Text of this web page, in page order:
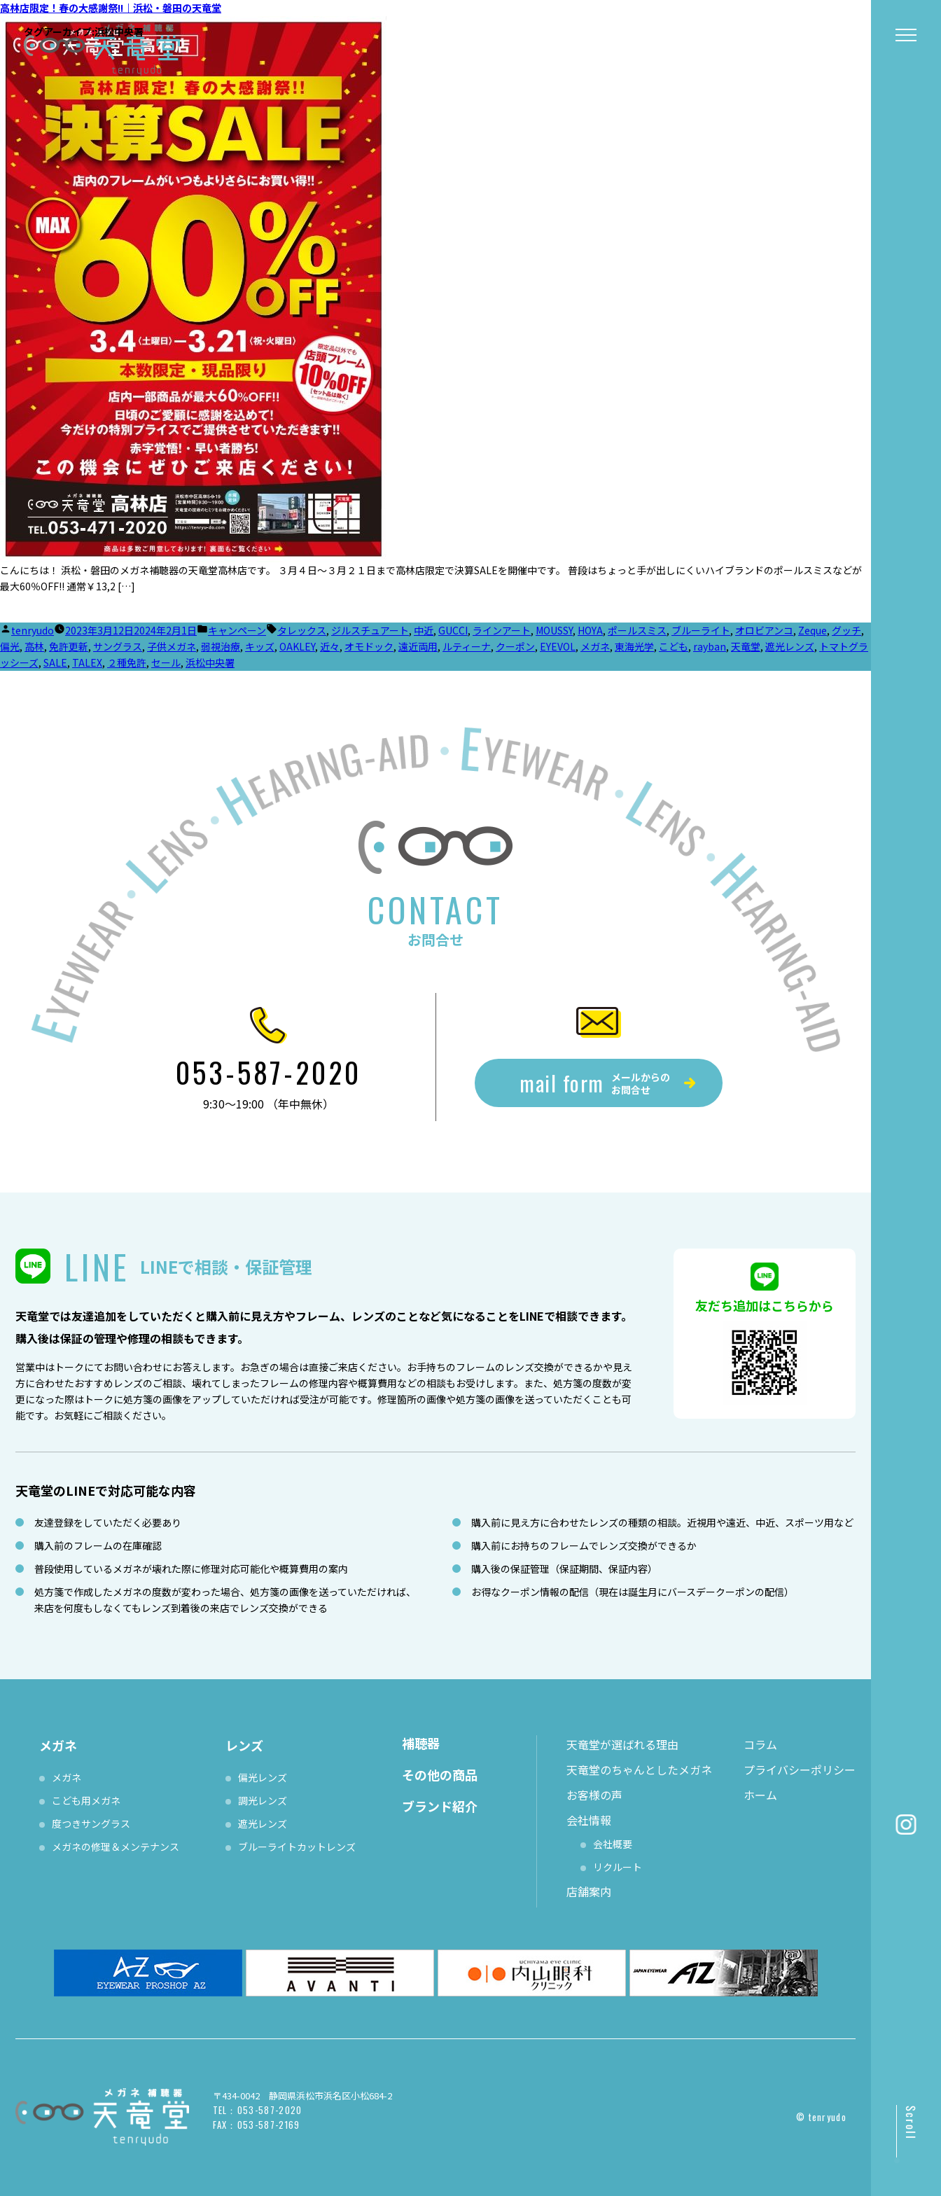
タグアーカイブ:浜松中央署
高林店限定！春の大感謝祭!!｜浜松・磐田の天竜堂
こんにちは！ 浜松・磐田のメガネ補聴器の天竜堂高林店です。 ３月４日～３月２１日まで高林店限定で決算SALEを開催中です。 普段はちょっと手が出しにくいハイブランドのポールスミスなどが
最大60％OFF!! 通常￥13,2 […]
投
稿
者:
tenryudo 2023年3月12日2024年2月1日
カ
テ
ゴ
キャンペーン
タ
グ:
タレックス, ジルスチュアート, 中近, GUCCI, ラインアート, MOUSSY, HOYA, ポールスミス, ブルーライト, オロビアンコ, Zeque, グッチ,
偏光, 高林, 免許更新, サングラス, 子供メガネ, 弱視治療, キッズ, OAKLEY, 近々, オモドック, 遠近両用, ルティーナ, クーポン, EYEVOL, メガネ, 東海光学, こども, rayban, 天竜堂, 遮光レンズ, トマトグラ
ッシーズ, SALE, TALEX, ２種免許, セール, 浜松中央署
CONTACT
お問合せ
053-587-2020
9:30～19:00 （年中無休）
mail form
メールからの
お問合せ
LINE LINEで相談・保証管理
天竜堂では友達追加をしていただくと購入前に見え方やフレーム、レンズのことなど気になることをLINEで相談できます。
購入後は保証の管理や修理の相談もできます。
営業中はトークにてお問い合わせにお答えします。お急ぎの場合は直接ご来店ください。お手持ちのフレームのレンズ交換ができるかや見え
方に合わせたおすすめレンズのご相談、壊れてしまったフレームの修理内容や概算費用などの相談もお受けします。また、処方箋の度数が変
更になった際はトークに処方箋の画像をアップしていただければ受注が可能です。修理箇所の画像や処方箋の画像を送っていただくことも可
能です。お気軽にご相談ください。
友だち追加はこちらから
天竜堂のLINEで対応可能な内容
友達登録をしていただく必要あり
購入前に見え方に合わせたレンズの種類の相談。近視用や遠近、中近、スポーツ用など
購入前のフレームの在庫確認
購入前にお持ちのフレームでレンズ交換ができるか
普段使用しているメガネが壊れた際に修理対応可能化や概算費用の案内
購入後の保証管理（保証期間、保証内容）
処方箋で作成したメガネの度数が変わった場合、処方箋の画像を送っていただければ、
来店を何度もしなくてもレンズ到着後の来店でレンズ交換ができる
お得なクーポン情報の配信（現在は誕生月にバースデークーポンの配信）
メガネ
メガネ
こども用メガネ
度つきサングラス
メガネの修理＆メンテナンス
レンズ
偏光レンズ
調光レンズ
遮光レンズ
ブルーライトカットレンズ
補聴器
その他の商品
ブランド紹介
天竜堂が選ばれる理由
天竜堂のちゃんとしたメガネ
お客様の声
会社情報
会社概要
リクルート
店舗案内
コラム
プライバシーポリシー
ホーム
〒434-0042 静岡県浜松市浜名区小松684-2
TEL：053-587-2020
FAX：053-587-2169
© tenryudo